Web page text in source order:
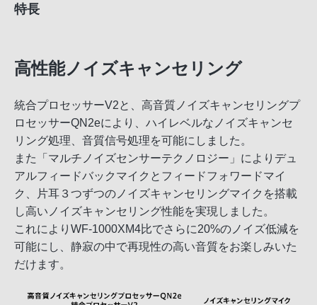
特長
高性能ノイズキャンセリング
統合プロセッサーV2と、高音質ノイズキャンセリングプ
ロセッサーQN2eにより、ハイレベルなノイズキャンセ
リング処理、音質信号処理を可能にしました。
また「マルチノイズセンサーテクノロジー」によりデュ
アルフィードバックマイクとフィードフォワードマイ
ク、片耳３つずつのノイズキャンセリングマイクを搭載
し高いノイズキャンセリング性能を実現しました。
これによりWF-1000XM4比でさらに20%のノイズ低減を
可能にし、静寂の中で再現性の高い音質をお楽しみいた
だけます。